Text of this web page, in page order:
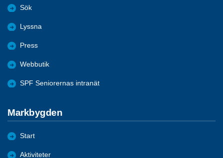
Sök
Lyssna
Press
Webbutik
SPF Seniorernas intranät
Markbygden
Start
Aktiviteter